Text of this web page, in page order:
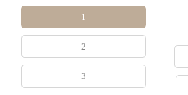
1
2
3